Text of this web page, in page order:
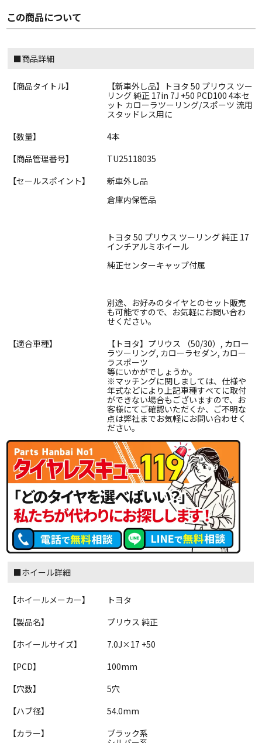
この商品について
■商品詳細
【商品タイトル】
【新車外し品】トヨタ 50 プリウス ツー
リング 純正 17in 7J +50 PCD100 4本セ
ット カローラツーリング/スポーツ 流用
スタッドレス用に
【数量】
4本
【商品管理番号】
TU25118035
【セールスポイント】
新車外し品
倉庫内保管品
トヨタ 50 プリウス ツーリング 純正 17
インチアルミホイール
純正センターキャップ付属
別途、お好みのタイヤとのセット販売
も可能ですので、お気軽にお問い合わ
せください。
【適合車種】
【トヨタ】プリウス （50/30）, カロー
ラツーリング, カローラセダン, カロー
ラスポーツ
等にいかがでしょうか。
※マッチングに関しましては、仕様や
年式などにより上記車種すべてに取付
ができない場合もございますので、お
客様にてご確認いただくか、ご不明な
点は弊社までお気軽にお問い合わせく
ださい。
■ホイール詳細
【ホイールメーカー】
トヨタ
【製品名】
プリウス 純正
【ホイールサイズ】
7.0J×17 +50
【PCD】
100mm
【穴数】
5穴
【ハブ径】
54.0mm
【カラー】
ブラック系